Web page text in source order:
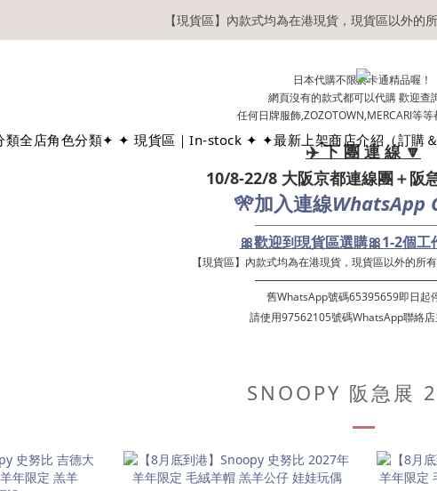
【現貨區】內款式均為在港現貨，現貨區以外的
【現貨區】內款式均為在港現貨，現貨區以外的
如欲享用會員優惠，註冊後請務必確認在『已登入狀態下』購物。如非登入
溫馨提示：所有順豐快遞／本地及國際郵遞寄出後，本店只會以
【現貨區】內款式均為在港現貨，現貨區以外的
類全店角色分類✦ ✦ 現貨區｜In-stock ✦ ✦最新上架商店介紹（訂購
日本代購不限於卡通精品喔！
網頁沒有的款式都可以代購 歡迎查
任何日牌服飾,ZOZOTOWN,MERCARI等
✈️ 下 團 連 線 🔽
10/8-22/8 大阪京都連線團＋阪
🎌加入連線WhatsApp
🎀歡迎到現貨區選購🎀1-2個工
【現貨區】內款式均為在港現貨，現貨區以外的所
舊WhatsApp號碼65395659即日起
請使用97562105號碼WhatsApp聯絡店
SNOOPY 阪急展